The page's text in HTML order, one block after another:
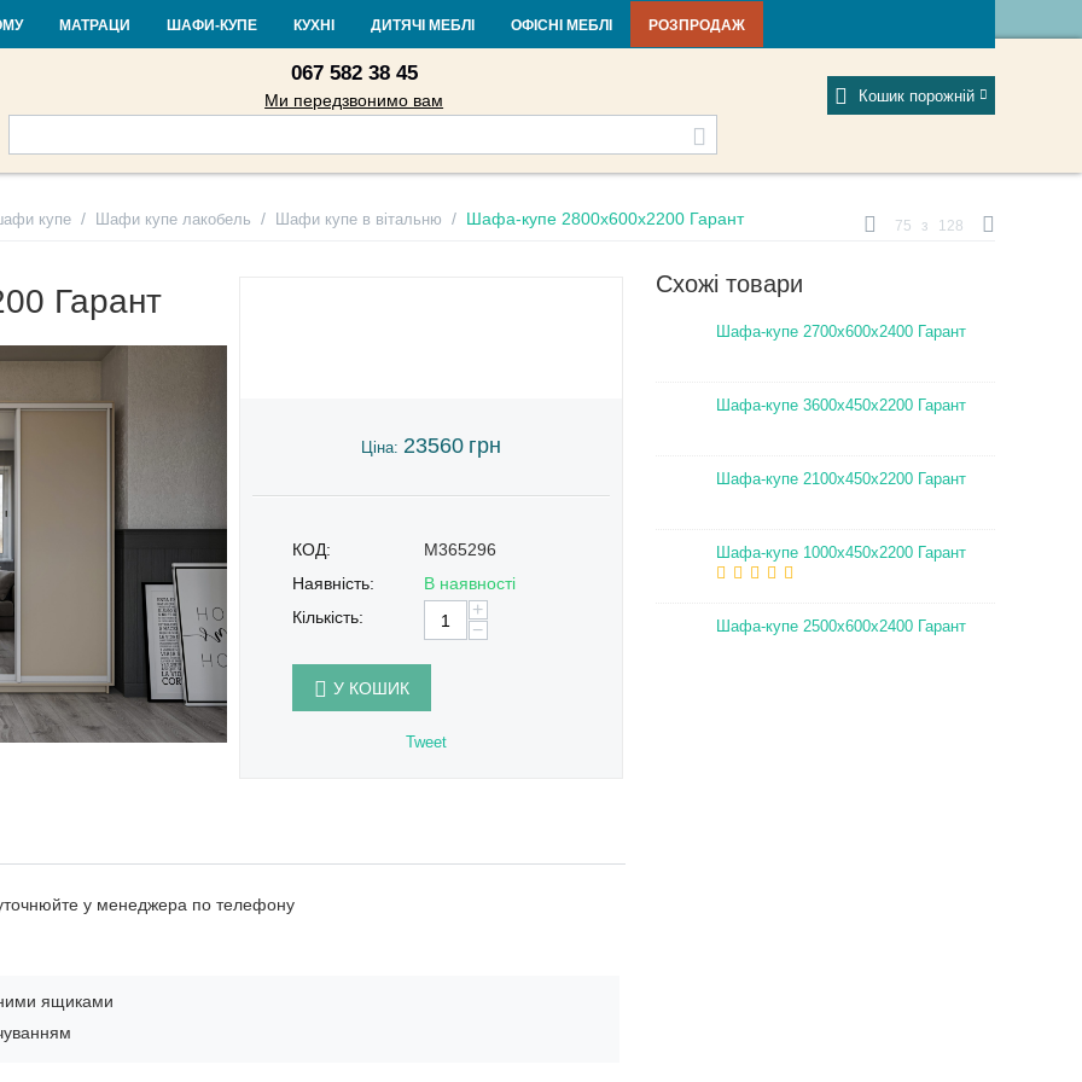
Контакти Доставка і оплата Гарантія та повернення Кредит Статті та новини Фабрики
067 582 38 45
Ми передзвонимо вам Кошик порожній
МАТРАЦИ ШАФИ-КУПЕ КУХНІ ДИТЯЧІ МЕБЛІ ОФІСНІ МЕБЛІ РОЗПРОДАЖ
купе / Шафи купе лакобель / Шафи купе в вітальню / Шафа-купе 2800х600х2200 Гарант 75 з 128
Гарант
Ціна: 23560 грн
КОД:
M365296
Наявність:
В наявності
Кількість:
+
−
У КОШИК
Tweet
у менеджера по телефону
ящиками
Схожі товари
Шафа-купе 2700х600х2400 Гарант
Шафа-купе 3600х450х2200 Гарант
Шафа-купе 2100х450х2200 Гарант
Шафа-купе 1000х450х2200 Гарант
Шафа-купе 2500х600х2400 Гарант